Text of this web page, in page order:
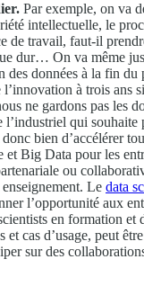
Par exemple, on va
intellectuelle, le
de travail, faut-il
dur… On va même
des données à la fin
à trois ans
ne gardons pas les
l’industriel qui souhaite
bien d’accélérer
Big Data pour les
ou
Le data
l’opportunité aux
en formation et
et cas d’usage, peut
sur des